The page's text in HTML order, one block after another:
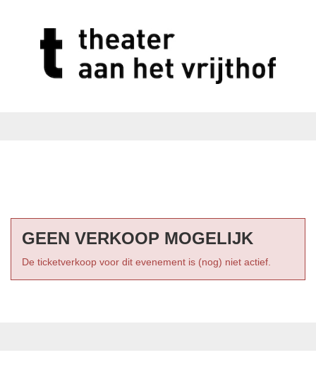
GEEN VERKOOP MOGELIJK
De ticketverkoop voor dit evenement is (nog) niet actief.